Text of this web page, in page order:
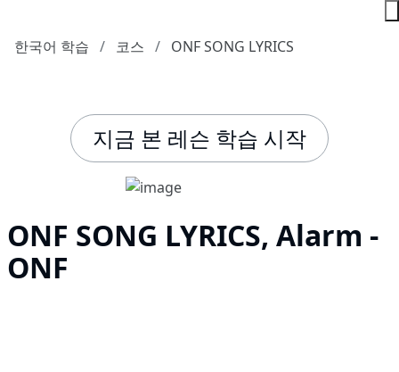
한국어 학습 코스 ONF SONG LYRICS
지금 본 레슨 학습 시작
ONF SONG LYRICS, Alarm -
ONF